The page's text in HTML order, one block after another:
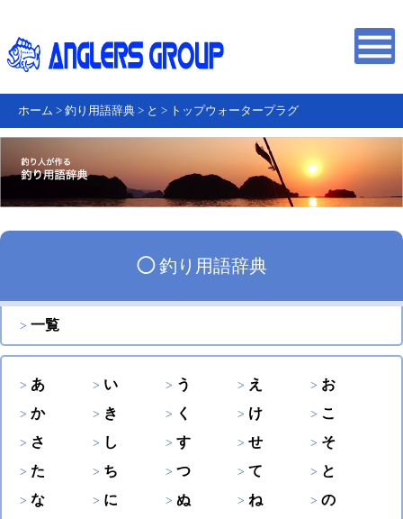
ホーム > 釣り用語辞典 > と > トップウォータープラグ
◯釣り用語辞典
一覧
あ い う え
お
か
き く け
こ
さ
し す せ
そ
た
ち つ て
と
な
に ぬ ね
の